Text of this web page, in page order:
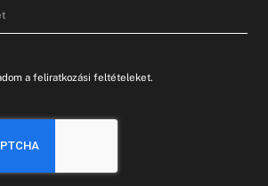
a feliratkozási feltételeket.